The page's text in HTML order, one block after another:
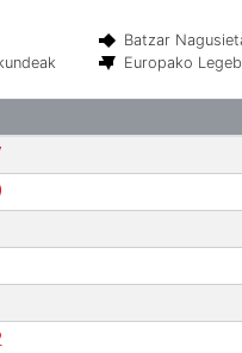
Batzar
Europako